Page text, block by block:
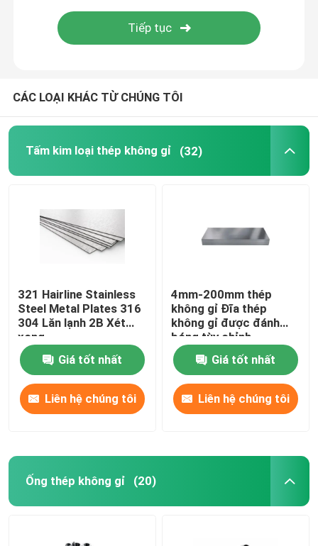
dải đồng hợp kim đồng
CÁC LOẠI KHÁC TỪ CHÚNG TÔI
Tấm kim loại thép không gỉ (32)
321 Hairline Stainless
Steel Metal Plates 316
304 Lăn lạnh 2B Xét
xong
Giá tốt nhất
Liên hệ chúng tôi
4mm-200mm thép
không gỉ Đĩa thép
không gỉ được đánh
bóng tùy chỉnh
Giá tốt nhất
Liên hệ chúng tôi
Ống thép không gỉ (20)